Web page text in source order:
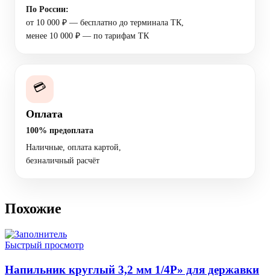
По России:
от 10 000 ₽ — бесплатно до терминала ТК,
менее 10 000 ₽ — по тарифам ТК
💳
Оплата
100% предоплата
Наличные, оплата картой,
безналичный расчёт
Похожие
Быстрый просмотр
Напильник круглый 3,2 мм 1/4Р» для державки